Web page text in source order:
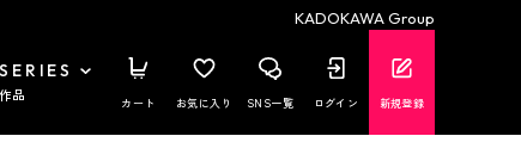
KADOKAWA Group
SERIES
作品 カート お気に入り SNS一覧 ログイン 新規登録